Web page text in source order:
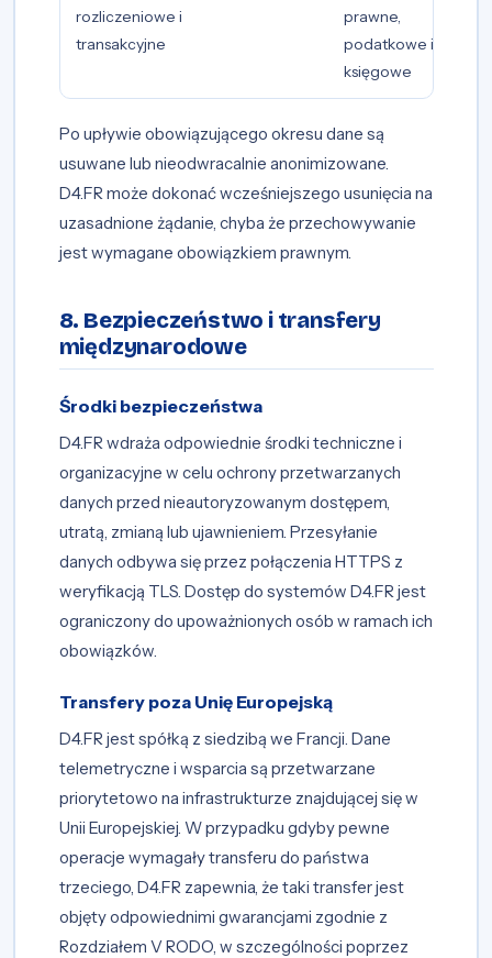
rozliczeniowe i
transakcyjne
prawne,
podatkowe i
księgowe
Po upływie obowiązującego okresu dane są
usuwane lub nieodwracalnie anonimizowane.
D4.FR może dokonać wcześniejszego usunięcia na
uzasadnione żądanie, chyba że przechowywanie
jest wymagane obowiązkiem prawnym.
8. Bezpieczeństwo i transfery
międzynarodowe
Środki bezpieczeństwa
D4.FR wdraża odpowiednie środki techniczne i
organizacyjne w celu ochrony przetwarzanych
danych przed nieautoryzowanym dostępem,
utratą, zmianą lub ujawnieniem. Przesyłanie
danych odbywa się przez połączenia HTTPS z
weryfikacją TLS. Dostęp do systemów D4.FR jest
ograniczony do upoważnionych osób w ramach ich
obowiązków.
Transfery poza Unię Europejską
D4.FR jest spółką z siedzibą we Francji. Dane
telemetryczne i wsparcia są przetwarzane
priorytetowo na infrastrukturze znajdującej się w
Unii Europejskiej. W przypadku gdyby pewne
operacje wymagały transferu do państwa
trzeciego, D4.FR zapewnia, że taki transfer jest
objęty odpowiednimi gwarancjami zgodnie z
Rozdziałem V RODO, w szczególności poprzez